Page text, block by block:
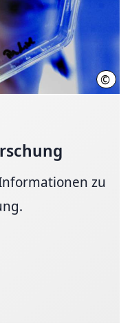
©
zu